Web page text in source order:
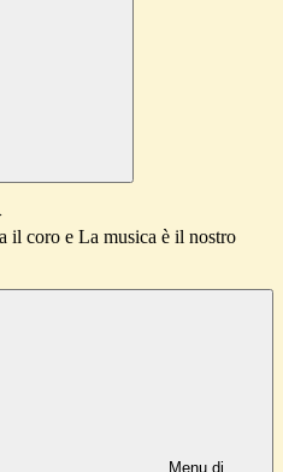
coro e La musica è il nostro
Menu di